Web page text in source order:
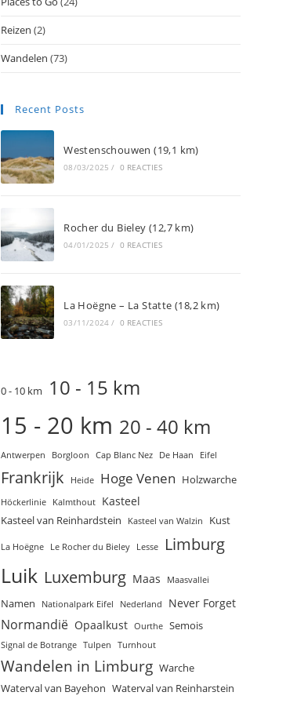
Reizen (2)
Wandelen (73)
Recent Posts
Westenschouwen (19,1 km)
08/03/2025 / 0 REACTIES
Rocher du Bieley (12,7 km)
04/01/2025 / 0 REACTIES
La Hoëgne – La Statte (18,2 km)
03/11/2024 / 0 REACTIES
0 - 10 km 10 - 15 km
15 - 20 km 20 - 40 km
Antwerpen Borgloon Cap Blanc Nez De Haan Eifel
Frankrijk Heide Hoge Venen Holzwarche
Höckerlinie Kalmthout Kasteel
Kasteel van Reinhardstein Kasteel van Walzin Kust
La Hoëgne Le Rocher du Bieley Lesse Limburg
Luik Luxemburg Maas Maasvallei
Namen Nationalpark Eifel Nederland Never Forget
Normandië Opaalkust Ourthe Semois
Signal de Botrange Tulpen Turnhout
Wandelen in Limburg Warche
Waterval van Bayehon Waterval van Reinharstein